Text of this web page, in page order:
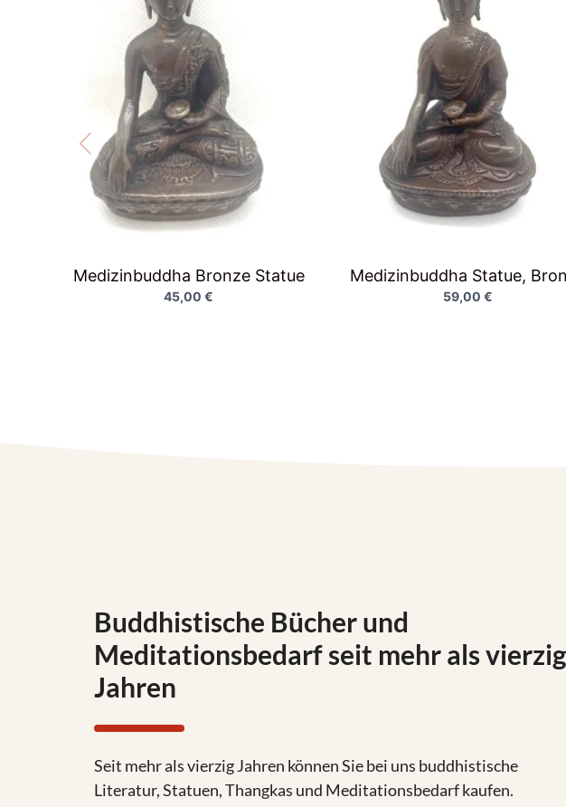
Medizinbuddha Bronze Statue
45,00 €
Medizinbuddha Statue,
59,00 €
Buddhistische Bücher und
Meditationsbedarf seit mehr als vierzig
Jahren
Seit mehr als vierzig Jahren können Sie bei uns buddhistische
Literatur, Statuen, Thangkas und Meditationsbedarf kaufen.